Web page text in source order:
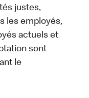
justes,
les employés,
actuels et
sont
le